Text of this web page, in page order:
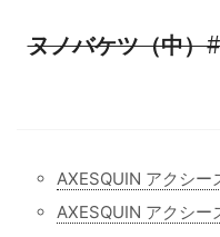
ヌノバケツ（中）
AXESQUIN アクシー
AXESQUIN アクシー